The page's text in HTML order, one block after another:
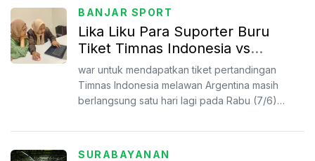
BANJAR SPORT
Lika Liku Para Suporter Buru
Tiket Timnas Indonesia vs
Argentina, 'Tinggal Bayar, Tapi
Gagal'
war untuk mendapatkan tiket pertandingan
Timnas Indonesia melawan Argentina masih
berlangsung satu hari lagi pada Rabu (7/6)
SURABAYANAN